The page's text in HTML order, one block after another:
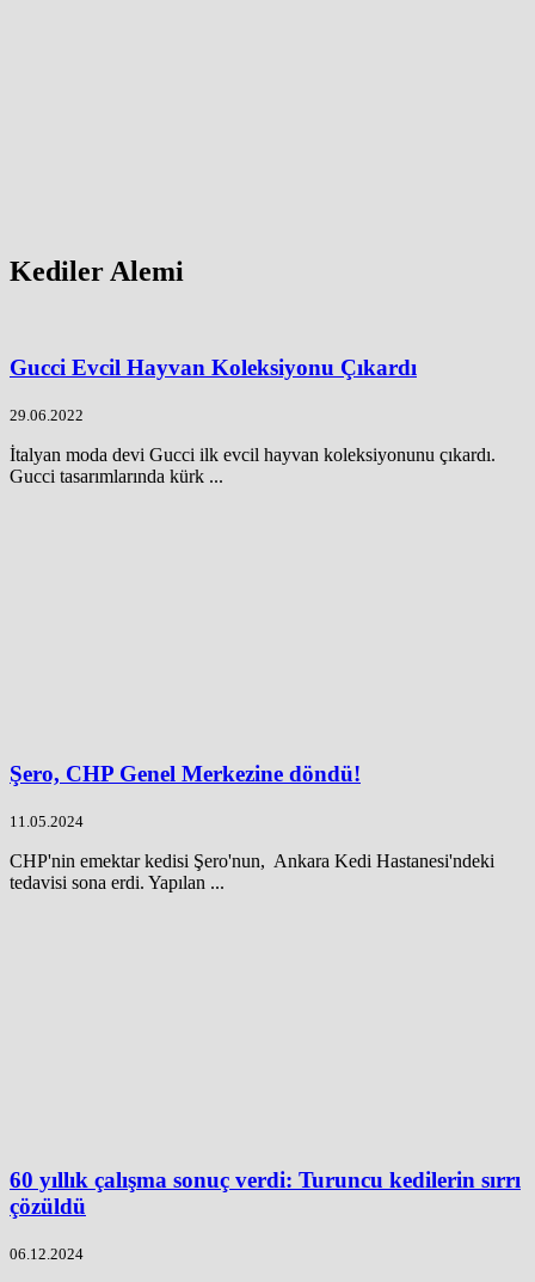
Kediler Alemi
Gucci Evcil Hayvan Koleksiyonu Çıkardı
29.06.2022
İtalyan moda devi Gucci ilk evcil hayvan koleksiyonunu çıkardı.
Gucci tasarımlarında kürk ...
Şero, CHP Genel Merkezine döndü!
11.05.2024
CHP'nin emektar kedisi Şero'nun, Ankara Kedi Hastanesi'ndeki
tedavisi sona erdi. Yapılan ...
60 yıllık çalışma sonuç verdi: Turuncu kedilerin sırrı
çözüldü
06.12.2024